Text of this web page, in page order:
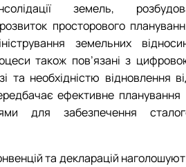
земель,
просторового
земельних
також пов’язані з
та необхідністю відновлення
ефективне планування
для забезпечення
та декларацій